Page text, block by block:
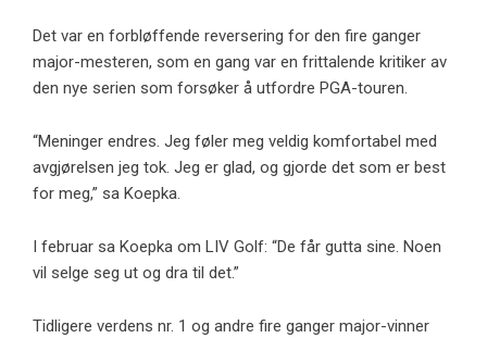
Det var en forbløffende reversering for den fire ganger
major-mesteren, som en gang var en frittalende kritiker av
den nye serien som forsøker å utfordre PGA-touren.
“Meninger endres. Jeg føler meg veldig komfortabel med
avgjørelsen jeg tok. Jeg er glad, og gjorde det som er best
for meg,” sa Koepka.
I februar sa Koepka om LIV Golf: “De får gutta sine. Noen
vil selge seg ut og dra til det.”
Tidligere verdens nr. 1 og andre fire ganger major-vinner